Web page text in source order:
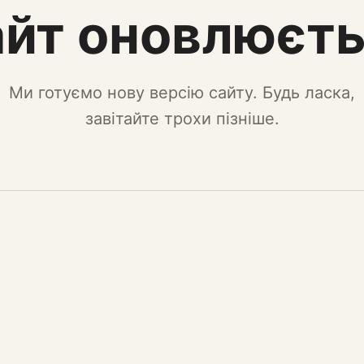
Ми готуємо нову версію сайту. Будь ласка,
завітайте трохи пізніше.